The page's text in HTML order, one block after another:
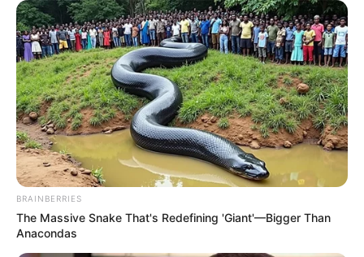
Σε αυξημένη ετοιμότητα βρίσκονται οι Αρχές
στην Εύβοια, καθώς αναμένεται η έλευση
έντονης κακοκαιρίας τις επόμενες ώρες.
Σύμφωνα με τις προγνώσεις, προβλέπονται
ισχυρές βροχές και καταιγίδες, με πιθανή
έντονη κεραυνική δραστηριότητα και
BRAINBERRIES
The Massive Snake That's Redefining 'Giant'—Bigger Than
Anacondas